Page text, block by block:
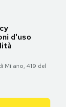
d'uso
Milano, 419 del